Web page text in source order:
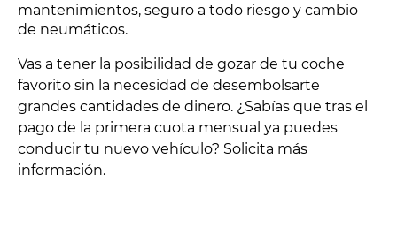
mantenimientos, seguro a todo riesgo y cambio
de neumáticos.
Vas a tener la posibilidad de gozar de tu coche
favorito sin la necesidad de desembolsarte
grandes cantidades de dinero. ¿Sabías que tras el
pago de la primera cuota mensual ya puedes
conducir tu nuevo vehículo? Solicita más
información.